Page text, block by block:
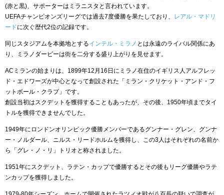
(赤と黒)、サポーターはミラニスタと言われています。
UEFAチャンピオンズリーグでは過去7度優勝を果たしており、 レアル・マドリ
ードに次ぐ歴代2位の記録です。
同じスタジアムを本拠地とするインテル・ミラノ とは永遠のライバル関係にあ
り、ミラノダービーは街を二分する盛り上がりを見せます。
ACミランの始まりは、1899年12月16日にミラノ在住のイギリス人アルフレッ
ド・エドワーズが中心となって創設された「ミラン・クリケット・アンド・フ
ットボール・クラブ」です。
創設当初はスクデットを獲得することもあったが、その後、1950年頃までタイ
トルを獲得できませんでした。
1949年にロンドンオリンピック優勝メンバーであるグンナー・グレン、グンナ
ー・ノルダール、ニルス・リードホルムを獲得し、この3人はそれぞれの名前か
ら「グレ・ノ・リ」トリオと称されました。
1951年にスクデット、ラテン・カップで優勝するとその後もリーグ優勝やラテ
ンカップを獲得しました。